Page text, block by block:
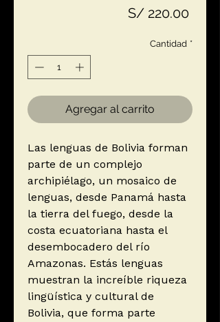
S/ 220.00Precio
Cantidad *
Agregar al carrito
Las lenguas de Bolivia forman
parte de un complejo
archipiélago, un mosaico de
lenguas, desde Panamá hasta
la tierra del fuego, desde la
costa ecuatoriana hasta el
desembocadero del río
Amazonas. Estás lenguas
muestran la increíble riqueza
lingüística y cultural de
Bolivia, que forma parte